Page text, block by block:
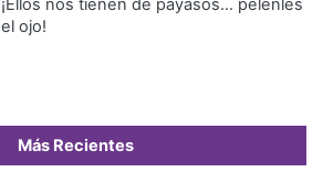
¡Ellos nos tienen de payasos… pélenles
el ojo!
Más Recientes